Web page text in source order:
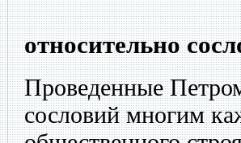
относительно
Проведенные
сословий многим